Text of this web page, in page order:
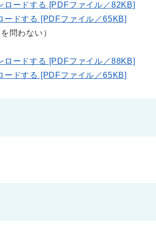
ロードする [PDFファイル／82KB]
ードする [PDFファイル／65KB]
問わない）
ロードする [PDFファイル／88KB]
ードする [PDFファイル／65KB]